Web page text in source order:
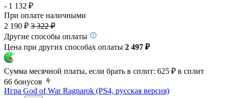
- 1 132 ₽
При оплате наличными
2 190 ₽ 3 322 ₽
Другие способы оплаты
Цена при других способах оплаты 2 497 ₽
Сумма месячной платы, если брать в сплит: 625 ₽ в сплит
66 бонусов
Игра God of War Ragnarok (PS4, русская версия)